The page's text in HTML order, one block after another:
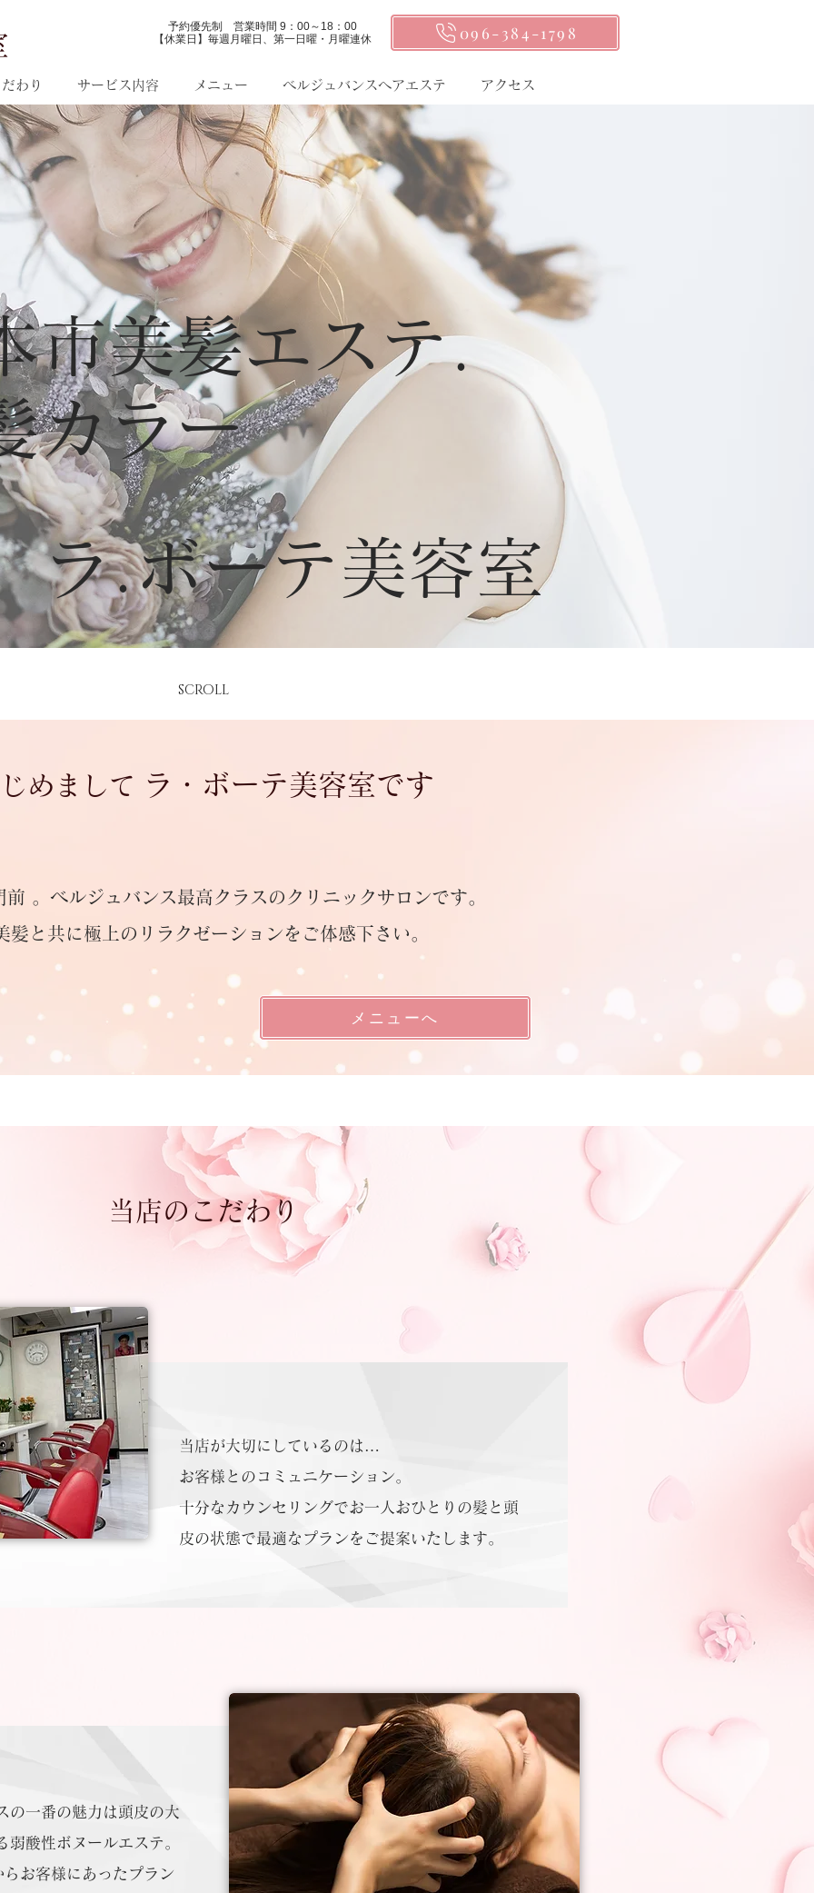
予約優先制 営業時間 9：00～18：00
【休業日】毎週月曜日、第一日曜・月曜連休​
096-384-1798
わり サービス内容 メニュー ベルジュバンスヘアエステ アクセス
市美髪エステ.
カラー
ラ.ボーテ美容室
SCROLL
めまして ラ・ボーテ美容室です
前 。ベルジュバンス最高クラスのクリニックサロンです。
髪と共に極上のリラクゼーションをご体感下さい。
メニューへ
当店のこだわり
当店が大切にしているのは…
お客様とのコミュニケーション。
十分なカウンセリングでお一人おひとりの髪と頭
皮の状態で最適なプランをご提案いたします。
の一番の魅力は頭皮の大
弱酸性ボヌールエステ。
お客様にあったプラン